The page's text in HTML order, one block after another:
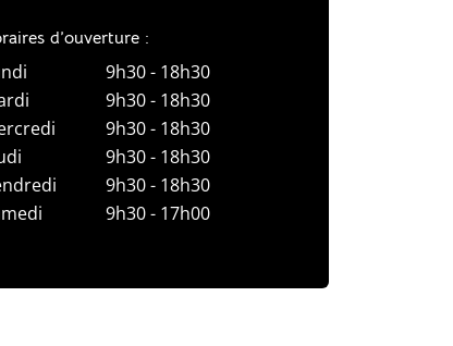
d’ouverture :
9h30 - 18h30
9h30 - 18h30
9h30 - 18h30
9h30 - 18h30
9h30 - 18h30
9h30 - 17h00